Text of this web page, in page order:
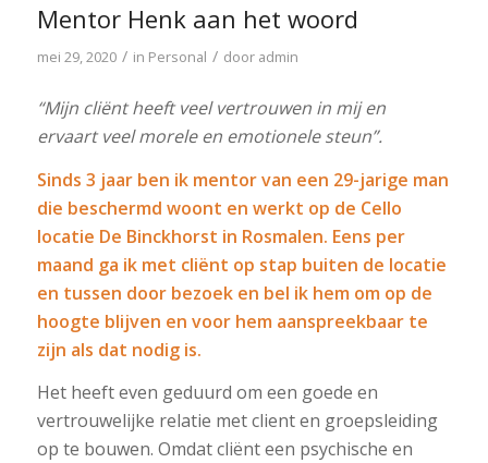
Mentor Henk aan het woord
mei 29, 2020 / in Personal / door admin
“Mijn cliënt heeft veel vertrouwen in mij en
ervaart veel morele en emotionele steun”.
Sinds 3 jaar ben ik mentor van een 29-jarige man
die beschermd woont en werkt op de Cello
locatie De Binckhorst in Rosmalen. Eens per
maand ga ik met cliënt op stap buiten de locatie
en tussen door bezoek en bel ik hem om op de
hoogte blijven en voor hem aanspreekbaar te
zijn als dat nodig is.
Het heeft even geduurd om een goede en
vertrouwelijke relatie met client en groepsleiding
op te bouwen. Omdat cliënt een psychische en